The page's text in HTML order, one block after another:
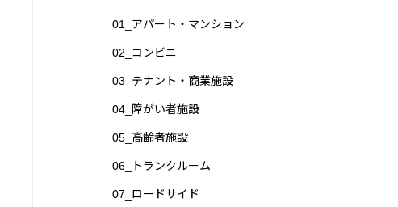
01_アパート・マンション
02_コンビニ
03_テナント・商業施設
04_障がい者施設
05_高齢者施設
06_トランクルーム
07_ロードサイド